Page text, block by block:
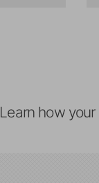
Learn how